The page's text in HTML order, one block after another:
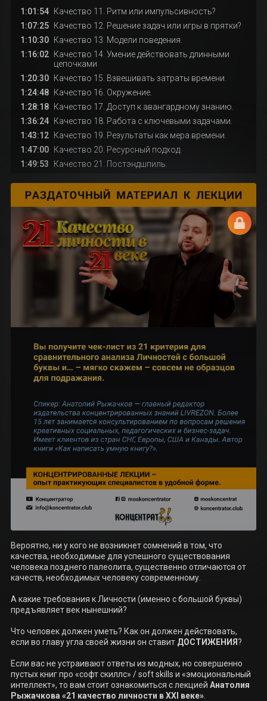
1:01:54 Качество 11. Ритм или импульсивность?
1:07:25 Качество 12. Решение задач или игры в прятки?
1:10:30 Качество 13. Модели поведения.
1:16:02 Качество 14. Умение действовать длинными
цепочками
1:20:30 Качество 15. Взвешивать затраты времени.
1:24:48 Качество 16. Окружение.
1:28:18 Качество 17. Доступ к авангардному знанию.
1:36:24 Качество 18. Работа с ключевыми задачами.
1:43:12 Качество 19. Результаты как мера времени.
1:47:00 Качество 20. Ресурсный подход.
1:49:53
Качество 21. Постэндшпиль.
Вероятно, ни у кого не возникнет сомнений в том, что
качества, необходимые для успешного существования
человека позднего палеолита, существенно отличаются от
качеств, необходимых человеку современному.
А какие требования к Личности (именно с большой буквы)
предъявляет век нынешний?
Что человек должен уметь? Как он должен действовать,
если во главу угла своей жизни он ставит ДОСТИЖЕНИЯ ?
Если вас не устраивают ответы из модных, но совершенно
пустых книг про «софт скиллс» / soft skills и «эмоциональный
интеллект», то вам стоит ознакомиться с лекцией Анатолия
Рыжачкова «21 качество личности в XXI веке».